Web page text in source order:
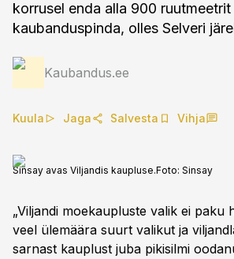
korrusel enda alla 900 ruutmeetrit
kaubanduspinda, olles Selveri
Kaubandus.ee
Kuula Jaga Salvesta Vihja
Sinsay avas Viljandis kaupluse.Foto: Sinsay
„Viljandi moekaupluste valik ei paku
veel ülemäära suurt valikut ja
sarnast kauplust juba pikisilmi